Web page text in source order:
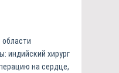
области
индийский хирург
на сердце,